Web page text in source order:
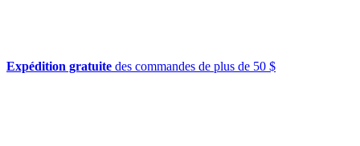
Expédition gratuite des commandes de plus de 50 $